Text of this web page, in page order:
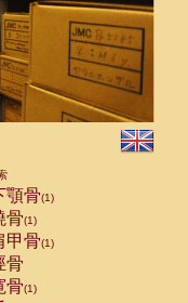
顎骨(1)
骨(1)
甲骨(1)
骨
骨(1)